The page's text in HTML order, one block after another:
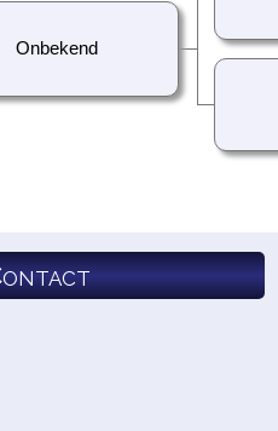
Onbekend